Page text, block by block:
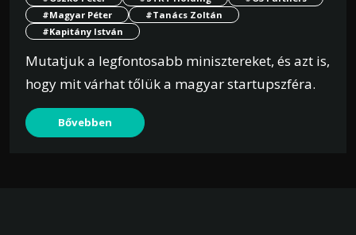
#Magyar Péter
#Tanács Zoltán
#Kapitány István
Mutatjuk a legfontosabb minisztereket, és azt is,
hogy mit várhat tőlük a magyar startupszféra.
Bővebben